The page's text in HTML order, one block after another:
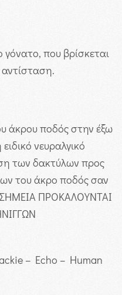
που βρίσκεται
άκρου ποδός στην έξω
νευραλγικό
των δακτύλων προς
του άκρο ποδός σαν
ΠΡΟΚΑΛΟΥΝΤΑΙ
– Echo – Human